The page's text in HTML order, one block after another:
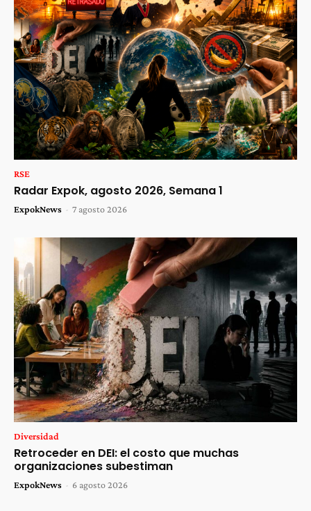
RSE
Radar Expok, agosto 2026, Semana 1
ExpokNews - 7 agosto 2026
Diversidad
Retroceder en DEI: el costo que muchas
organizaciones subestiman
ExpokNews - 6 agosto 2026